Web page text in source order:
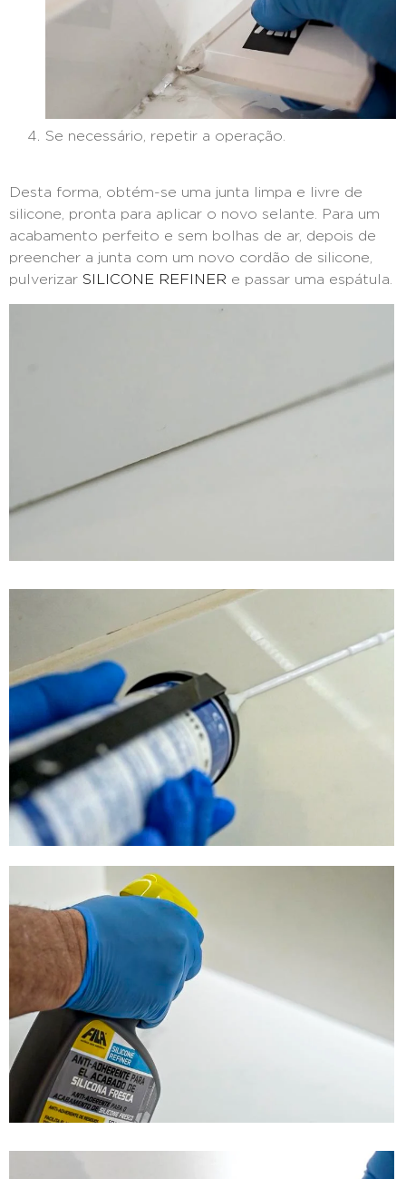
Se necessário, repetir a operação.
Desta forma, obtém-se uma junta limpa e livre de
silicone, pronta para aplicar o novo selante. Para um
acabamento perfeito e sem bolhas de ar, depois de
preencher a junta com um novo cordão de silicone,
pulverizar SILICONE REFINER e passar uma espátula.